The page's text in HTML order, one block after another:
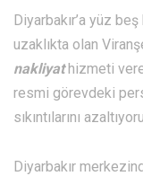
Diyarbakır’a yüz
uzaklıkta olan
nakliyathizmeti
resmi görevdeki
sıkıntılarını
Diyarbakır